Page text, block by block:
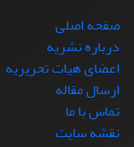
صفحه اصلی
درباره نشریه
اعضای هیات تحریریه
ارسال مقاله
تماس با ما
نقشه سایت